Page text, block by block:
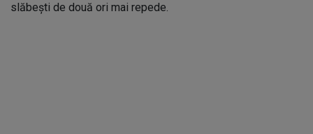
slăbești de două ori mai repede.